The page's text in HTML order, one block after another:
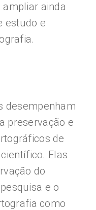
ainda
estudo e
desempenham
preservação e
de
Elas
do
e o
como